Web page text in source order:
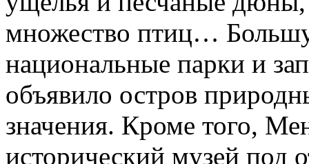
множество птиц…
национальные парки и
объявило остров
значения. Кроме того,
исторический музей